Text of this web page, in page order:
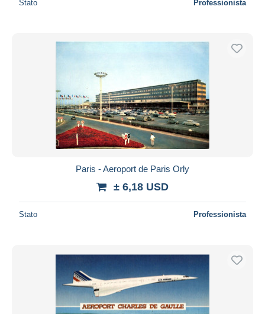
Stato Professionista
Paris - Aeroport de Paris Orly
± 6,18 USD
Stato Professionista